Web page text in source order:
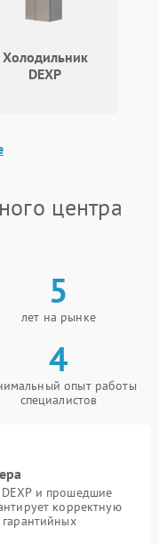
Холодильник
DEXP
центра
5
лет на рынке
4
опыт работы
специалистов
и прошедшие
корректную